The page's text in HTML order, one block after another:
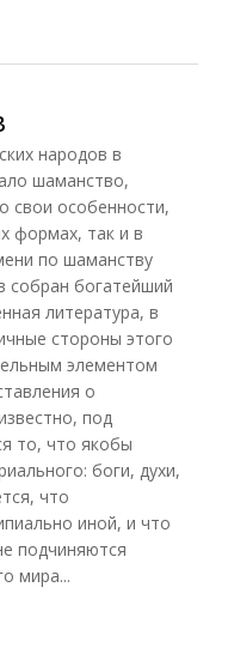
народов в
шаманство,
свои особенности,
формах, так и в
по шаманству
собран богатейший
литература, в
стороны этого
элементом
о
под
то, что якобы
боги, духи,
что
иной, и что
подчиняются
мира...